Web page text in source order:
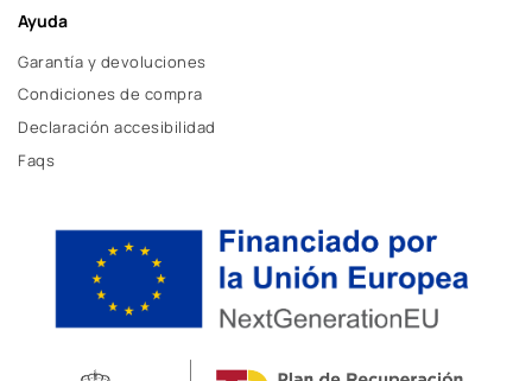
Ayuda
Garantía y devoluciones
Condiciones de compra
Declaración accesibilidad
Faqs